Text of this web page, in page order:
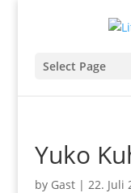
Select Page
Yuko
by Gast| 22. Juli